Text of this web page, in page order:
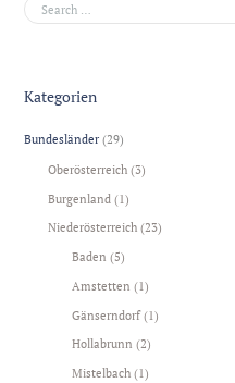
Kategorien
Bundesländer (29)
Oberösterreich (3)
Burgenland (1)
Niederösterreich (23)
Baden (5)
Amstetten (1)
Gänserndorf(1)
Hollabrunn (2)
Mistelbach (1)